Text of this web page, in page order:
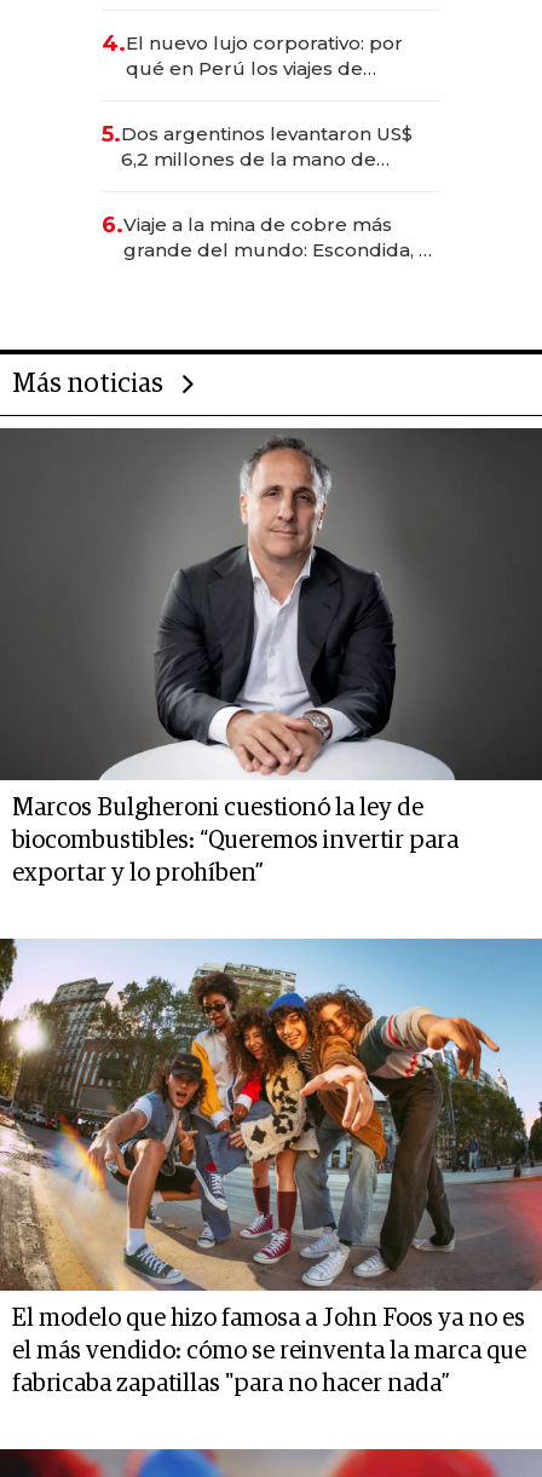
4.El nuevo lujo corporativo: por
qué en Perú los viajes de
transformadoras
5.Dos argentinos levantaron US$
6,2 millones de la mano de
6.Viaje a la mina de cobre más
grande del mundo: Escondida, el
Más noticias
Marcos Bulgheroni cuestionó la ley de
biocombustibles: “Queremos invertir para
exportar y lo prohíben”
El modelo que hizo famosa a John Foos ya no es
el más vendido: cómo se reinventa la marca que
fabricaba zapatillas "para no hacer nada”